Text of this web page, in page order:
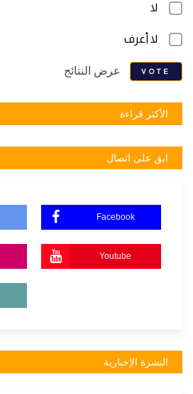
لا
لا أعرف
VOTE عرض النتائج
الأكثر قراءة
ابق على اتصال
Facebook
Youtube
النشرة الإخبارية